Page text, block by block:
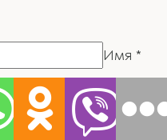
Имя *
Email